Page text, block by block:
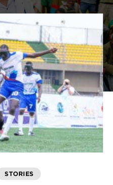
STORIES